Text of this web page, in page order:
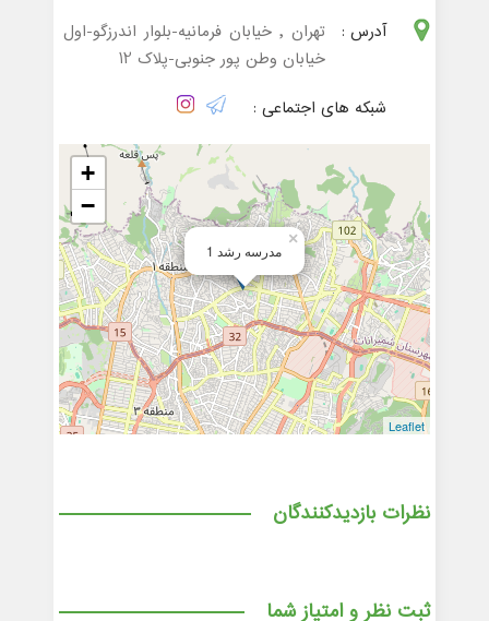
آدرس :
تهران , خیابان فرمانیه-بلوار اندرزگو-اول
خیابان وطن پور جنوبی-پلاک 12
شبکه های اجتماعی :
مدرسه رشد 1
×
+
−
Leaflet
نظرات بازدیدکنندگان
ثبت نظر و امتیاز شما